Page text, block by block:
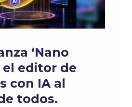
‘Nano
el editor de
con IA al
todos.